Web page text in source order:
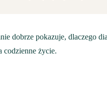
dobrze pokazuje, dlaczego
codzienne życie.